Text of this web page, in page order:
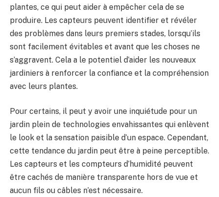
plantes, ce qui peut aider à empêcher cela de se
produire. Les capteurs peuvent identifier et révéler
des problèmes dans leurs premiers stades, lorsqu’ils
sont facilement évitables et avant que les choses ne
s’aggravent. Cela a le potentiel d’aider les nouveaux
jardiniers à renforcer la confiance et la compréhension
avec leurs plantes.
Pour certains, il peut y avoir une inquiétude pour un
jardin plein de technologies envahissantes qui enlèvent
le look et la sensation paisible d’un espace. Cependant,
cette tendance du jardin peut être à peine perceptible.
Les capteurs et les compteurs d’humidité peuvent
être cachés de manière transparente hors de vue et
aucun fils ou câbles n’est nécessaire.